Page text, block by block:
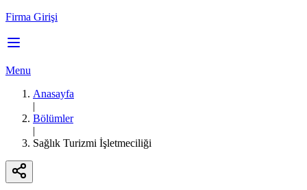
Firma Girişi
Menu
Anasayfa
|
Bölümler
|
Sağlık Turizmi İşletmeciliği